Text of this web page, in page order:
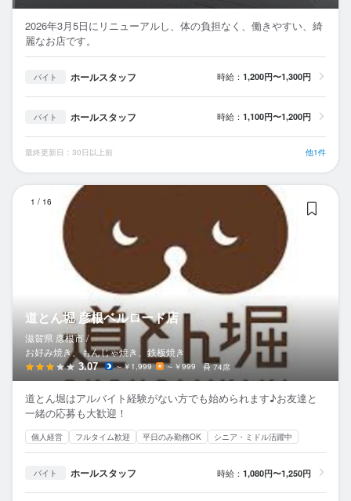
2026年3月5日にリニューアルし、体の負担なく、働きやすい、綺
麗なお店です。
バイト ホールスタッフ 時給： 1,200円〜1,300円
バイト ホールスタッフ 時給： 1,100円〜1,200円
最終更新日：30日以上前 他1件
1 / 16
道とん堀 彦根ベルロード店
滋賀県 彦根市 /
お好み焼き、もんじゃ焼き、鉄板焼き
3.07 ～￥1,999 ～￥999 74席
道とん堀はアルバイト経験がない方でも始められます♪お友達と
一緒の応募も大歓迎！
個人経営 フルタイム歓迎 平日のみ勤務OK シニア・ミドル活躍中
バイト ホールスタッフ 時給： 1,080円〜1,250円